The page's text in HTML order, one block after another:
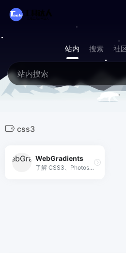
站内 搜索 社
css3
WebGradients
了解 CSS3、Photoshop 和 Sketch 中的 180 种漂亮的线性渐变。 该系列由顶级设计师策划，完全免费。